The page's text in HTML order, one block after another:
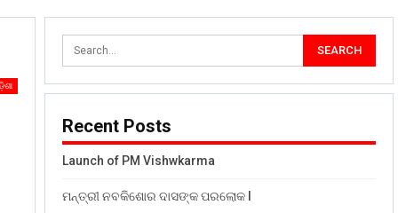
Recent Posts
Launch of PM Vishwkarma
ମନ୍ତ୍ରୀ ନବକିଶୋର ଦାସଙ୍କ ପରଲୋକ l